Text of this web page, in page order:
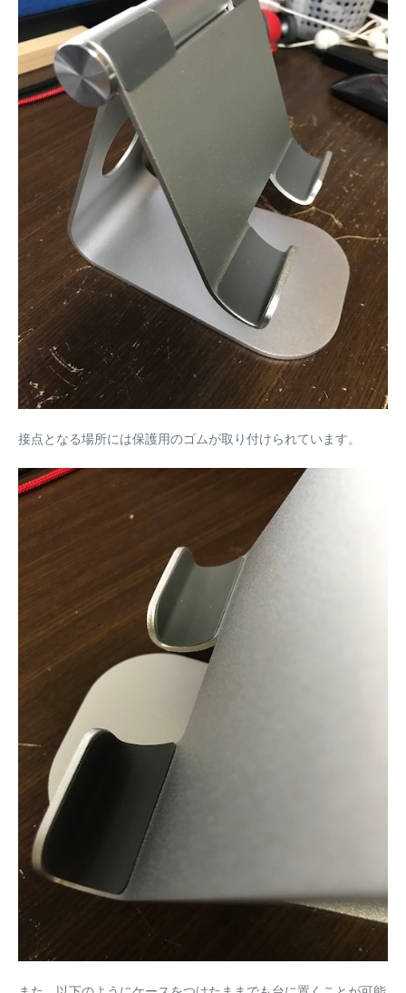
接点となる場所には保護用のゴムが取り付けられています。